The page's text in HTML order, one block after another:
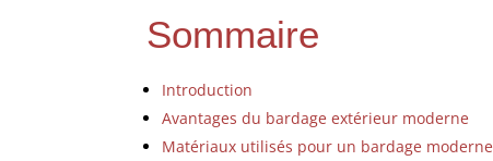
Sommaire
Introduction
Avantages du bardage extérieur moderne
Matériaux utilisés pour un bardage moderne